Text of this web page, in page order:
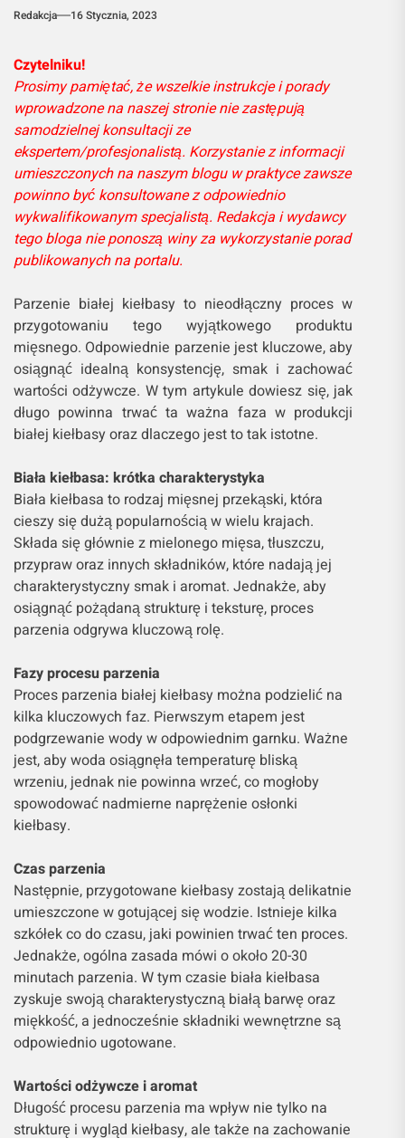
Redakcja 16 Stycznia, 2023
Czytelniku!
Prosimy pamiętać, że wszelkie instrukcje i porady
wprowadzone na naszej stronie nie zastępują
samodzielnej konsultacji ze
ekspertem/profesjonalistą. Korzystanie z informacji
umieszczonych na naszym blogu w praktyce zawsze
powinno być konsultowane z odpowiednio
wykwalifikowanym specjalistą. Redakcja i wydawcy
tego bloga nie ponoszą winy za wykorzystanie porad
publikowanych na portalu.
Parzenie białej kiełbasy to nieodłączny proces w
przygotowaniu tego wyjątkowego produktu
mięsnego. Odpowiednie parzenie jest kluczowe, aby
osiągnąć idealną konsystencję, smak i zachować
wartości odżywcze. W tym artykule dowiesz się, jak
długo powinna trwać ta ważna faza w produkcji
białej kiełbasy oraz dlaczego jest to tak istotne.
Biała kiełbasa: krótka charakterystyka
Biała kiełbasa to rodzaj mięsnej przekąski, która
cieszy się dużą popularnością w wielu krajach.
Składa się głównie z mielonego mięsa, tłuszczu,
przypraw oraz innych składników, które nadają jej
charakterystyczny smak i aromat. Jednakże, aby
osiągnąć pożądaną strukturę i teksturę, proces
parzenia odgrywa kluczową rolę.
Fazy procesu parzenia
Proces parzenia białej kiełbasy można podzielić na
kilka kluczowych faz. Pierwszym etapem jest
podgrzewanie wody w odpowiednim garnku. Ważne
jest, aby woda osiągnęła temperaturę bliską
wrzeniu, jednak nie powinna wrzeć, co mogłoby
spowodować nadmierne naprężenie osłonki
kiełbasy.
Czas parzenia
Następnie, przygotowane kiełbasy zostają delikatnie
umieszczone w gotującej się wodzie. Istnieje kilka
szkółek co do czasu, jaki powinien trwać ten proces.
Jednakże, ogólna zasada mówi o około 20-30
minutach parzenia. W tym czasie biała kiełbasa
zyskuje swoją charakterystyczną białą barwę oraz
miękkość, a jednocześnie składniki wewnętrzne są
odpowiednio ugotowane.
Wartości odżywcze i aromat
Długość procesu parzenia ma wpływ nie tylko na
strukturę i wygląd kiełbasy, ale także na zachowanie